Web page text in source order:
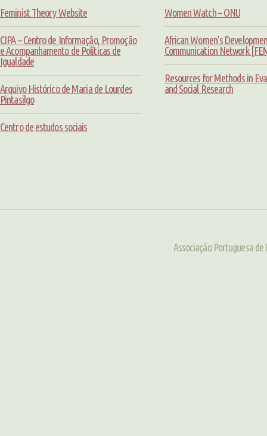
Feminist Theory Website
CIPA – Centro de Informação, Promoção
e Acompanhamento de Políticas de
Igualdade
Arquivo Histórico de Maria de Lourdes
Pintasilgo
Centro de estudos sociais
Women Watch – ONU
African Women’s
Communication Network
Resources for Methods in
and Social Research
Associação Portuguesa